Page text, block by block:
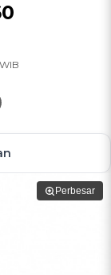
Perbesar